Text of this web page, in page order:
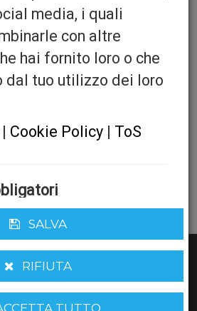
Band Perf
AL CARRELLO
media, i quali
con altre
hai fornito loro o che
dal tuo utilizzo dei loro
| Cookie Policy | ToS
migliorare le performance e analizzare le
marketing
SALVA
RIFIUTA
TUTTO